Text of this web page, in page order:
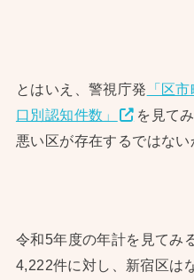
とはいえ、警視庁発 「区
口別認知件数」
を見て
悪い区が存在するではない
令和5年度の年計を見てみ
4,222件に対し、新宿区は